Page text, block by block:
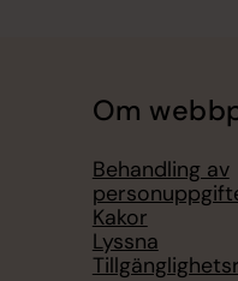
Om
Behandling av
Kakor
Lyssna